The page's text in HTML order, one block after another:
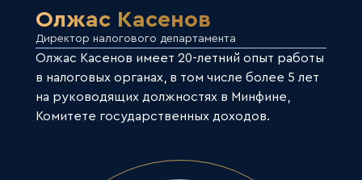
Олжас Касенов
Директор налогового департамента
Олжас Касенов имеет 20-летний опыт работы
в налоговых органах, в том числе более 5 лет
на руководящих должностях в Минфине,
Комитете государственных доходов.